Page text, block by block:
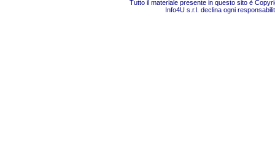
Tutto il materiale presente in questo sito è
Info4U s.r.l. declina ogni